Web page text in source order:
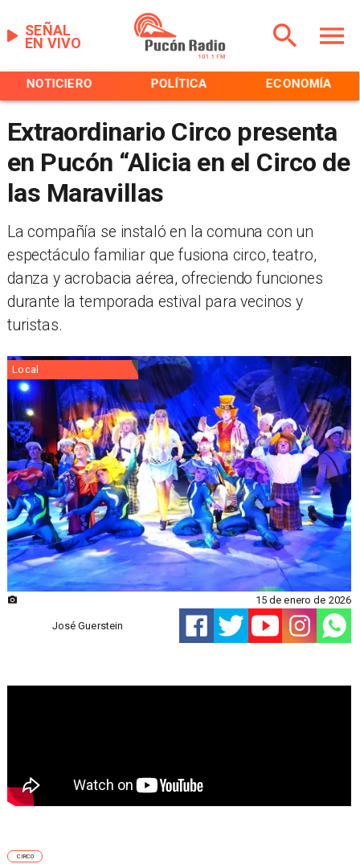
EN VIVO
SEÑAL
NOTICIERO POLÍTICA ECONOMÍA
Extraordinario Circo presenta
en Pucón “Alicia en el Circo de
las Maravillas
La compañía se instaló en la comuna con un
espectáculo familiar que fusiona circo, teatro,
danza y acrobacia aérea, ofreciendo funciones
durante la temporada estival para vecinos y
turistas.
Local
José Guerstein
15 de enero de 2026
CIRCO